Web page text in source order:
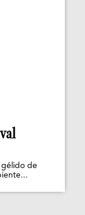
gélido de